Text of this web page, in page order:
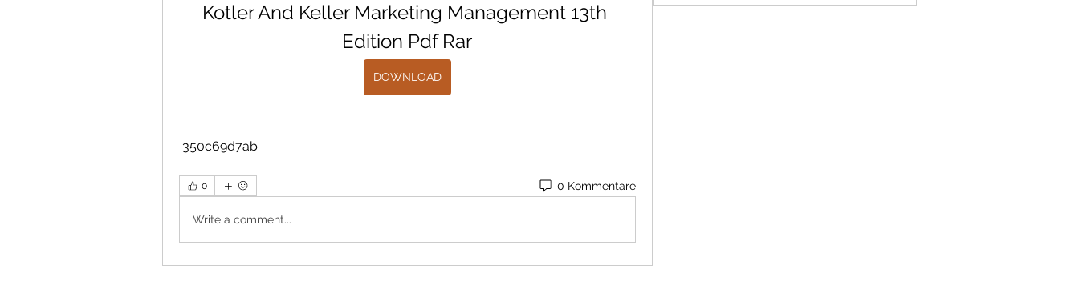
Kotler And Keller Marketing Management 13th
Edition Pdf Rar
DOWNLOAD
350c69d7ab
0 0 Kommentare
Write a comment...